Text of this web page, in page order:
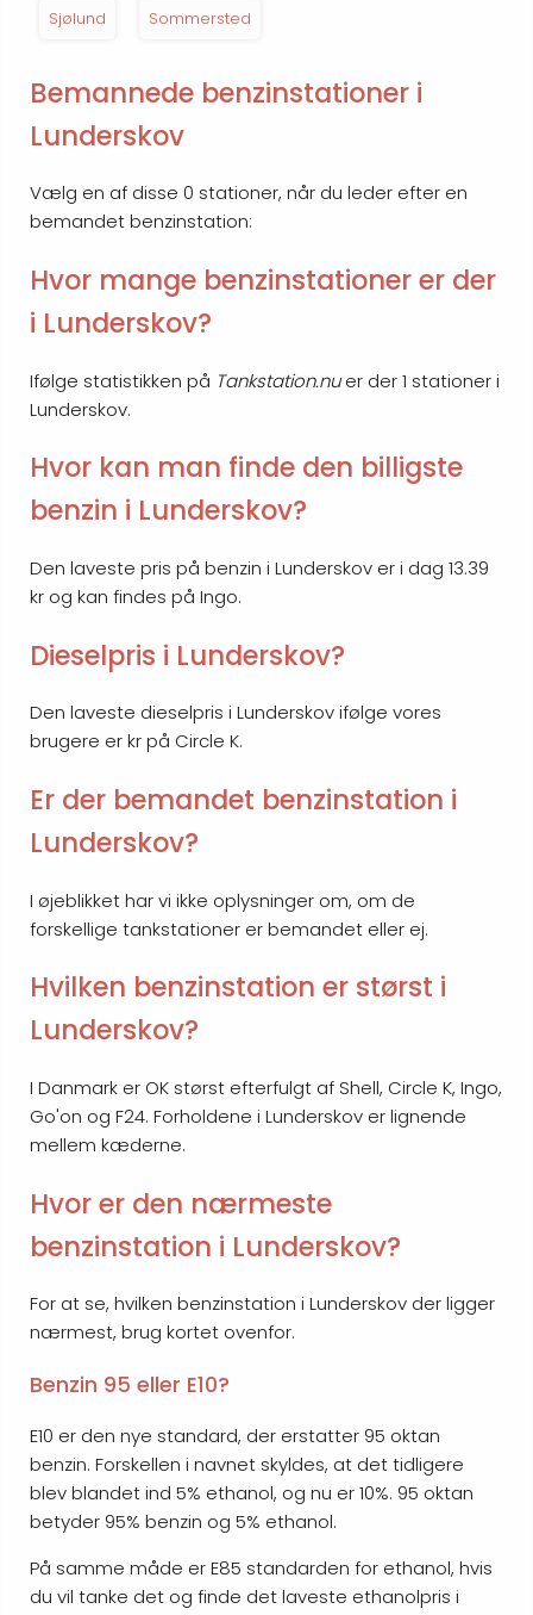
Sjølund Sommersted
Bemannede benzinstationer i
Lunderskov
Vælg en af disse 0 stationer, når du leder efter en
bemandet benzinstation:
Hvor mange benzinstationer er der
i Lunderskov?
Ifølge statistikken på Tankstation.nuer der 1 stationer i
Lunderskov.
Hvor kan man finde den billigste
benzin i Lunderskov?
Den laveste pris på benzin i Lunderskov er i dag 13.39
kr og kan findes på Ingo.
Dieselpris i Lunderskov?
Den laveste dieselpris i Lunderskov ifølge vores
brugere er kr på Circle K.
Er der bemandet benzinstation i
Lunderskov?
I øjeblikket har vi ikke oplysninger om, om de
forskellige tankstationer er bemandet eller ej.
Hvilken benzinstation er størst i
Lunderskov?
I Danmark er OK størst efterfulgt af Shell, Circle K, Ingo,
Go'on og F24. Forholdene i Lunderskov er lignende
mellem kæderne.
Hvor er den nærmeste
benzinstation i Lunderskov?
For at se, hvilken benzinstation i Lunderskov der ligger
nærmest, brug kortet ovenfor.
Benzin 95 eller E10?
E10 er den nye standard, der erstatter 95 oktan
benzin. Forskellen i navnet skyldes, at det tidligere
blev blandet ind 5% ethanol, og nu er 10%. 95 oktan
betyder 95% benzin og 5% ethanol.
På samme måde er E85 standarden for ethanol, hvis
du vil tanke det og finde det laveste ethanolpris i